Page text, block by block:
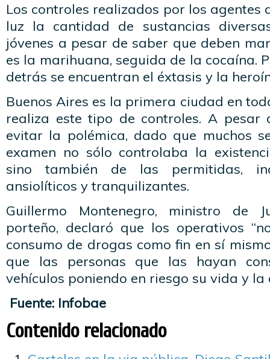
Los controles realizados por los agentes
luz la cantidad de sustancias
jóvenes a pesar de saber que deben
es la marihuana, seguida de la cocaína.
detrás se encuentran el éxtasis y la
Buenos Aires es la primera ciudad en
realiza este tipo de controles. A pesar
evitar la polémica, dado que muchos
examen no sólo controlaba la
sino también de las permitidas,
ansiolíticos y tranquilizantes.
Guillermo Montenegro, ministro de
porteño, declaró que los operativos
consumo de drogas como fin en sí
que las personas que las hayan
vehículos poniendo en riesgo su vida y la
Fuente: Infobae
Contenido relacionado